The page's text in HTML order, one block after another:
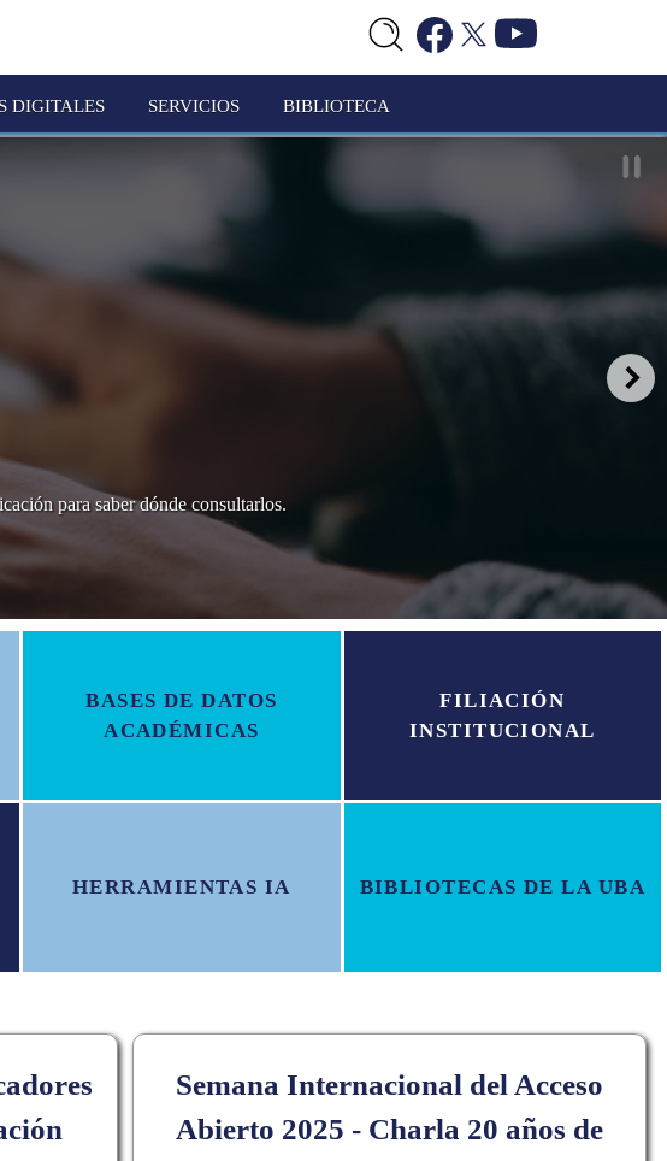
DIGITALES SERVICIOS BIBLIOTECA
para saber dónde consultarlos.
BASES DE DATOS
ACADÉMICAS
FILIACIÓN
INSTITUCIONAL
HERRAMIENTAS IA BIBLIOTECAS DE LA UBA
Semana Internacional del Acceso
Abierto 2025 - Charla 20 años de